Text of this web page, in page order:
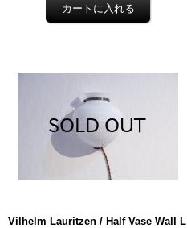
Vilhelm Lauritzen / Half Vase Wall L